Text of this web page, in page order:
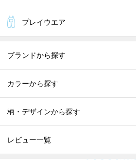
プレイウエア
ブランドから探す
カラーから探す
柄・デザインから探す
レビュー一覧